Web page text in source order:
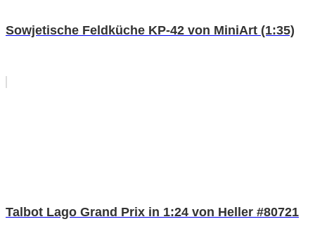
Sowjetische Feldküche KP-42 von MiniArt (1:35)
Talbot Lago Grand Prix in 1:24 von Heller #80721